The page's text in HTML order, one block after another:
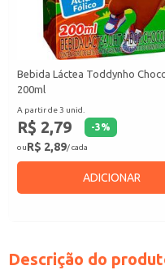
Bebida Láctea Toddynho
200ml
A partir de 3 unid.
R$ 2,79 -3%
ouR$ 2,89/ cada
ADICIONAR
Descrição do